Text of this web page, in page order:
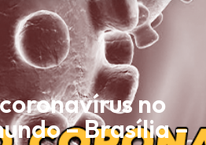
no
– Brasília –